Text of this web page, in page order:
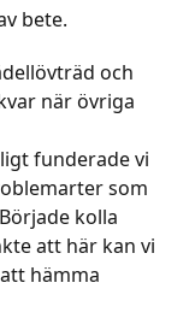
bete.
och
när övriga
funderade vi
som
kolla
att här kan vi
hämma